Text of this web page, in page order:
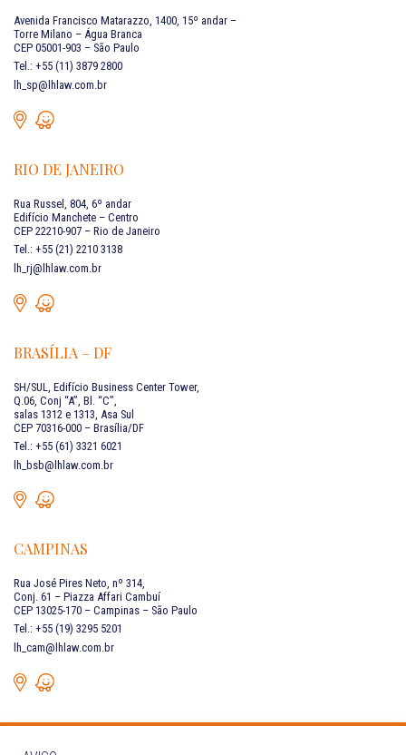
Avenida Francisco Matarazzo, 1400, 15º andar –
Torre Milano – Água Branca
CEP 05001-903 – São Paulo
Tel.: +55 (11) 3879 2800
lh_sp@lhlaw.com.br
RIO DE JANEIRO
Rua Russel, 804, 6º andar
Edifício Manchete – Centro
CEP 22210-907 – Rio de Janeiro
Tel.: +55 (21) 2210 3138
lh_rj@lhlaw.com.br
BRASÍLIA – DF
SH/SUL, Edifício Business Center Tower,
Q.06, Conj “A”, Bl. “C”,
salas 1312 e 1313, Asa Sul
CEP 70316-000 – Brasília/DF
Tel.: +55 (61) 3321 6021
lh_bsb@lhlaw.com.br
CAMPINAS
Rua José Pires Neto, nº 314,
Conj. 61 – Piazza Affari Cambuí
CEP 13025-170 – Campinas – São Paulo
Tel.: +55 (19) 3295 5201
lh_cam@lhlaw.com.br